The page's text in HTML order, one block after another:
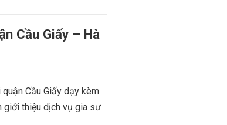
Cầu Giấy – Hà
Cầu Giấy dạy kèm
giới thiệu dịch vụ gia sư